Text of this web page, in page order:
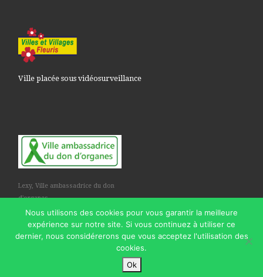
Ville placée sous vidéosurveillance
Lexy, Ville ambassadrice du don
d'organes
Commune de Lexy– Tous droits réservés
– Réalisé avec the
Nous utilisons des cookies pour vous garantir la meilleure
expérience sur notre site. Si vous continuez à utiliser ce
dernier, nous considérerons que vous acceptez l'utilisation des
cookies.
Ok